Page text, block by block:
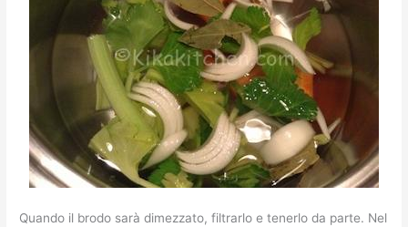
Quando il brodo sarà dimezzato, filtrarlo e tenerlo da parte. Nel